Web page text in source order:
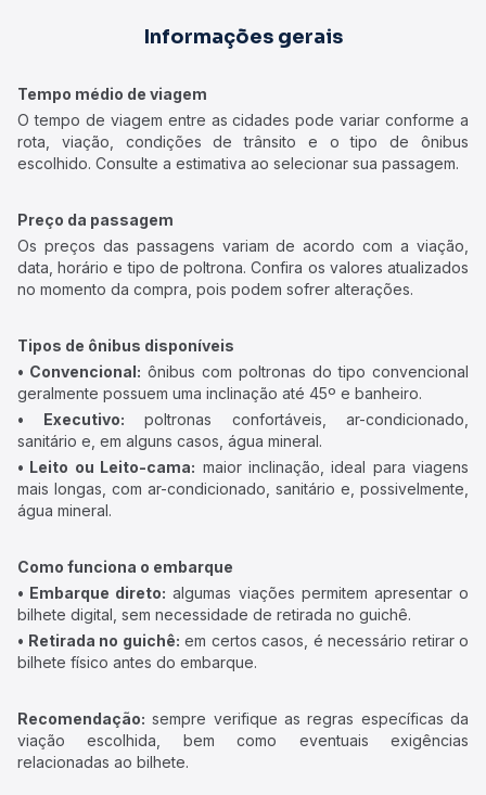
Informações gerais
Tempo médio de viagem
O tempo de viagem entre as cidades pode variar conforme a
rota, viação, condições de trânsito e o tipo de ônibus
escolhido. Consulte a estimativa ao selecionar sua passagem.
Preço da passagem
Os preços das passagens variam de acordo com a viação,
data, horário e tipo de poltrona. Confira os valores atualizados
no momento da compra, pois podem sofrer alterações.
Tipos de ônibus disponíveis
• Convencional: ônibus com poltronas do tipo convencional
geralmente possuem uma inclinação até 45º e banheiro.
• Executivo: poltronas confortáveis, ar-condicionado,
sanitário e, em alguns casos, água mineral.
• Leito ou Leito-cama: maior inclinação, ideal para viagens
mais longas, com ar-condicionado, sanitário e, possivelmente,
água mineral.
Como funciona o embarque
• Embarque direto: algumas viações permitem apresentar o
bilhete digital, sem necessidade de retirada no guichê.
• Retirada no guichê: em certos casos, é necessário retirar o
bilhete físico antes do embarque.
Recomendação: sempre verifique as regras específicas da
viação escolhida, bem como eventuais exigências
relacionadas ao bilhete.